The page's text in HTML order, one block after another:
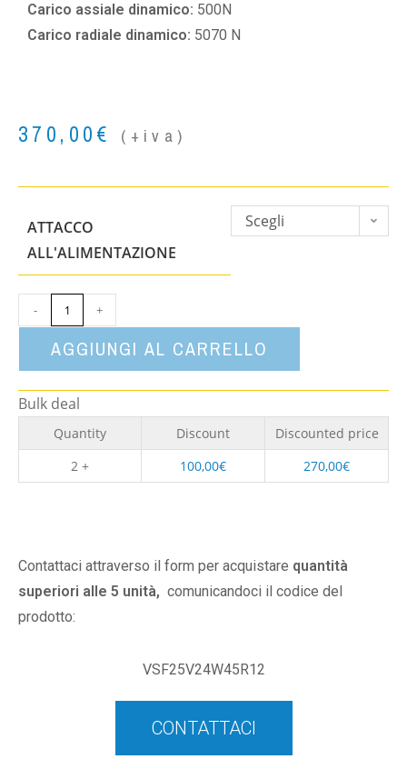
Carico assiale dinamico: 500N
Carico radiale dinamico: 5070 N
370,00€ (+iva)
ATTACCO
ALL'ALIMENTAZIONE
Scegli
- +
AGGIUNGI AL CARRELLO
Bulk deal
Quantity Discount
Discounted price
2 +
100,00€ 270,00€
Contattaci attraverso il form per acquistare quantità
superiori alle 5 unità, comunicandoci il codice del
prodotto:
VSF25V24W45R12
CONTATTACI